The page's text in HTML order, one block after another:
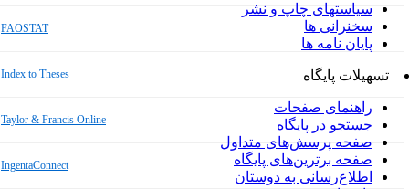
سیاستهای چاپ و نشر
سخنرانی ها
پایان نامه ها
تسهیلات پایگاه
راهنمای صفحات
جستجو در پایگاه
صفحه پرسش‌های متداول
صفحه برترین‌های پایگاه
اطلاع‌رسانی به دوستان
FAOSTAT
Index to Theses
Taylor & Francis Online
IngentaConnect